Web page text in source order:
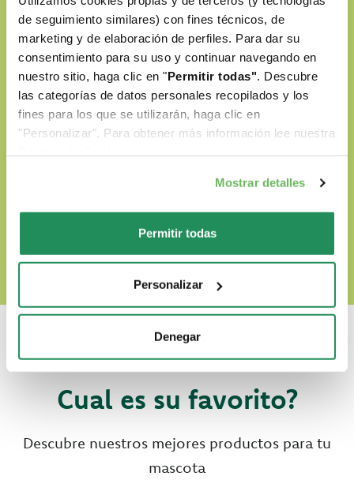
de seguimiento similares) con fines técnicos, de
marketing y de elaboración de perfiles. Para dar su
consentimiento para su uso y continuar navegando en
nuestro sitio, haga clic en "Permitir todas". Descubre
las categorías de datos personales recopilados y los
fines para los que se utilizarán, haga clic en
"Personalizar". Para obtener más información lee nuestra
Mostrar detalles
Permitir todas
Personalizar
Denegar
Preparados con ingredientes naturales
Sin colorantes artificiales
Sin OGM ni soja
Cruelty-free
Cual es su favorito?
Descubre nuestros mejores productos para tu
mascota